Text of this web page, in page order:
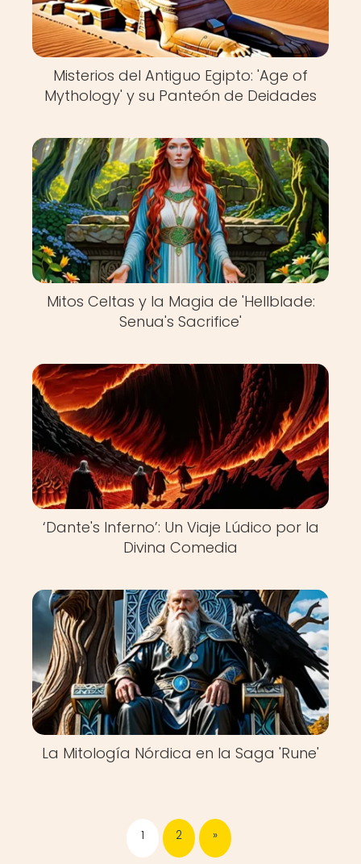
Misterios del Antiguo Egipto: 'Age of
Mythology' y su Panteón de Deidades
Mitos Celtas y la Magia de 'Hellblade:
Senua's Sacrifice'
‘Dante's Inferno’: Un Viaje Lúdico por la
Divina Comedia
La Mitología Nórdica en la Saga 'Rune'
1 2 »